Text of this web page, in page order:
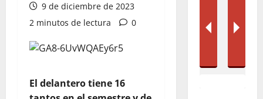
9 de diciembre de 2023
2 minutos de lectura
0
El delantero tiene 16